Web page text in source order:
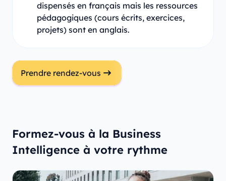
dispensés en français mais les ressources
pédagogiques (cours écrits, exercices,
projets) sont en anglais.
Prendre rendez-vous
Formez-vous à la Business
Intelligence à votre rythme